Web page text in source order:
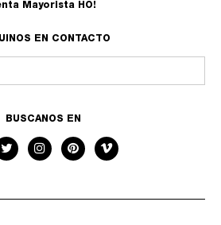
Mayorista HO!
EN CONTACTO
BUSCANOS EN